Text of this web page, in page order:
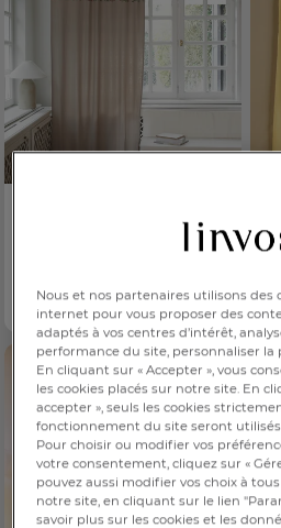
FR DE
BE
CH
100% coton
Nous et nos partenaires utilisons des
internet pour vous proposer des
adaptés à vos centres d’intérêt,
performance du site, personnaliser la
En cliquant sur « Accepter », vous
les cookies placés sur notre site. En
accepter », seuls les cookies
fonctionnement du site seront
Pour choisir ou modifier vos
votre consentement, cliquez sur «
pouvez aussi modifier vos choix à
notre site, en cliquant sur le lien
savoir plus sur les cookies et les